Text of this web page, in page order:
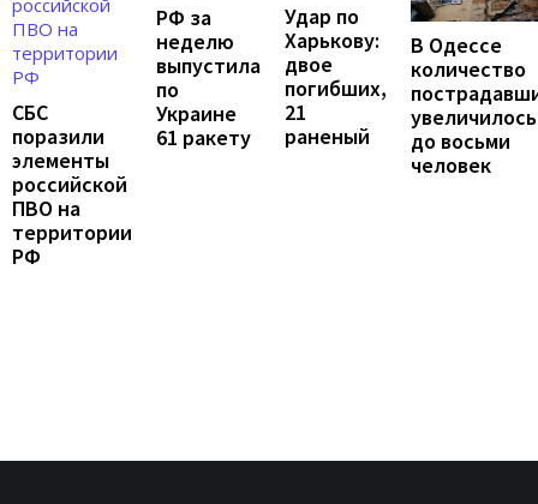
СБС
поразили
элементы
российской
ПВО на
территории
РФ
РФ за
неделю
выпустила
по
Украине
61 ракету
Удар по
Харькову:
двое
погибших,
21
раненый
В Одессе
количество
увеличилось
до восьми
человек